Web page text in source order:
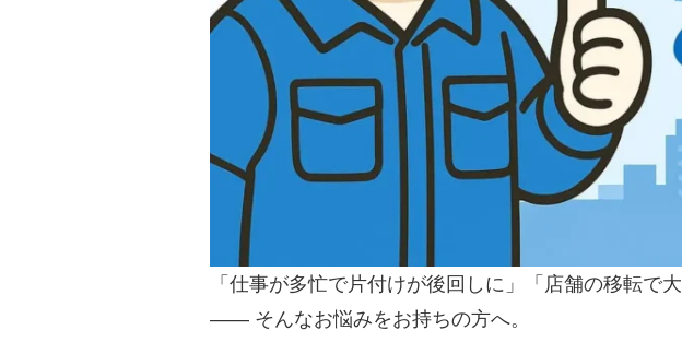
「仕事が多忙で片付けが後回しに」「店舗の移転で
—— そんなお悩みをお持ちの方へ。